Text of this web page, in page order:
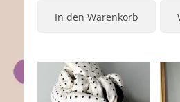
In den Warenkorb